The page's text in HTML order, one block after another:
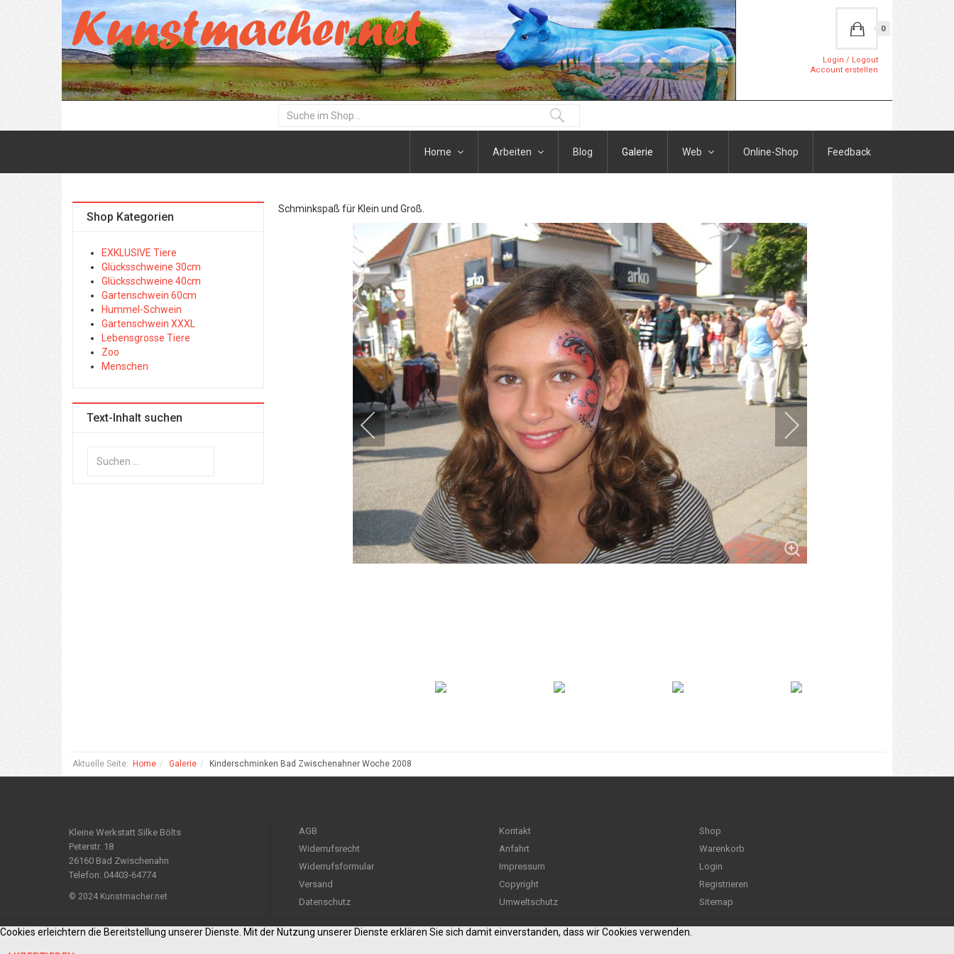
0
Login / Logout
Account erstellen
Home Arbeiten Blog Galerie Web Online-Shop Feedback
Schminkspaß für Klein und Groß.
Shop Kategorien
EXKLUSIVE Tiere
Glücksschweine 30cm
Glücksschweine 40cm
Gartenschwein 60cm
Hummel-Schwein
Gartenschwein XXXL
Lebensgrosse Tiere
Zoo
Menschen
Text-Inhalt suchen
Aktuelle Seite: Home Galerie Kinderschminken Bad Zwischenahner Woche 2008
Kleine Werkstatt Silke Bölts
Peterstr. 18
26160 Bad Zwischenahn
Telefon: 04403-64774
© 2024 Kunstmacher.net
AGB
Widerrufsrecht
Widerrufsformular
Versand
Datenschutz
Kontakt
Anfahrt
Impressum
Copyright
Umweltschutz
Shop
Warenkorb
Login
Registrieren
Sitemap
Cookies erleichtern die Bereitstellung unserer Dienste. Mit der Nutzung unserer Dienste erklären Sie sich damit einverstanden, dass wir Cookies verwenden.